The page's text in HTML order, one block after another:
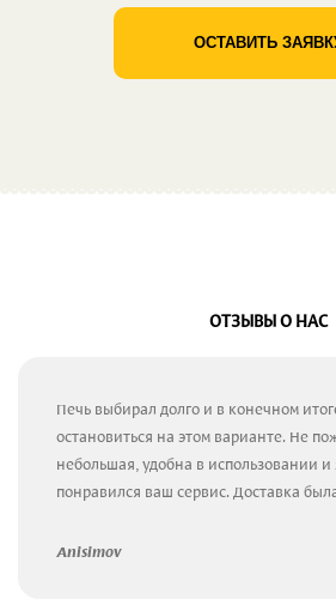
ОСТАВИТЬ
ОТЗЫВЫ О НАС
Печь выбирал долго и в конечном
остановиться на этом варианте. Не
небольшая, удобна в использовании
понравился ваш сервис. Доставка
Anisimov